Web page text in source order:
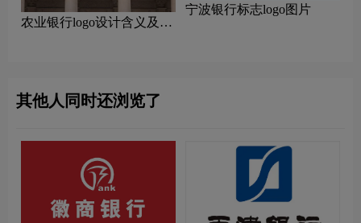
农业银行logo设计含义及设
宁波银行标志logo图片
其他人同时还浏览了